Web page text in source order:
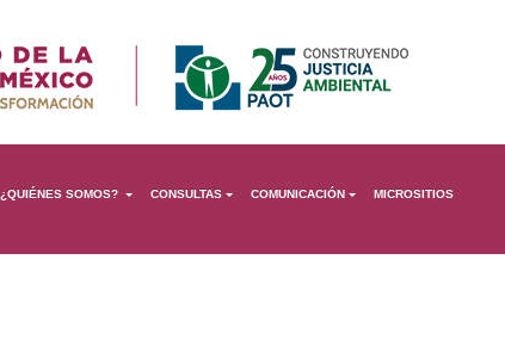
¿QUIÉNES SOMOS? CONSULTAS COMUNICACIÓN MICROSITIOS